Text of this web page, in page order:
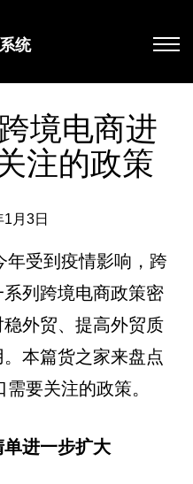
统
境电商进
注的政策
月3日
年受到疫情影响，跨
列跨境电商政策密
外贸、提高外贸质
本篇货之家来盘点
要关注的政策。
进一步扩大